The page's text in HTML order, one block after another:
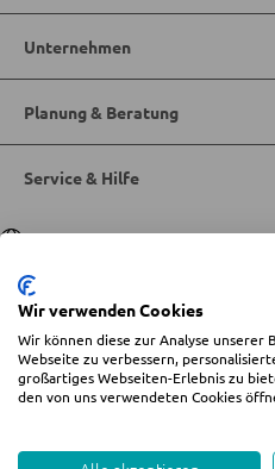
Drehtürenschränke
SPIEGEL
Wandspiegel
Standspiegel
Schmink- und
Badspiegel
BARMÖBEL
Bartische
Unternehmen
Planung & Beratung
Service & Hilfe
SpracheDeutsch|Italiano
© 2026 Wohn-Zentrum Jungmann
%star%Alle Preise inkl. gesetzl.
Nachnahmegebühren, wenn nicht
Whistleblowing
Wir verwenden Cookies
Wir können diese zur Analyse unserer
Webseite zu verbessern,
großartiges Webseiten-Erlebnis zu
den von uns verwendeten Cookies